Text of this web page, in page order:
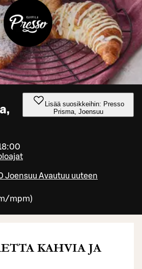
Lisää suosikkeihin: Presso
Prisma, Joensuu
Joensuu Avautuu uuteen
mpm)
KAHVIA JA